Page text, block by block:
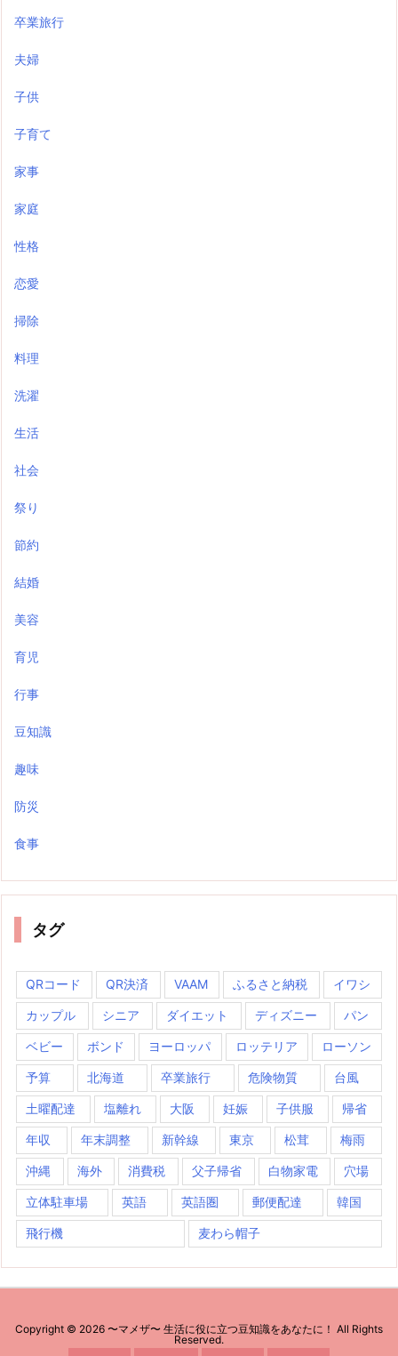
卒業旅行
夫婦
子供
子育て
家事
家庭
性格
恋愛
掃除
料理
洗濯
生活
社会
祭り
節約
結婚
美容
育児
行事
豆知識
趣味
防災
食事
タグ
QRコード QR決済 VAAM ふるさと納税 イワシ
カップル シニア ダイエット ディズニー パン
ベビー ボンド ヨーロッパ ロッテリア ローソン
予算 北海道 卒業旅行 危険物質 台風
土曜配達 塩離れ 大阪 妊娠 子供服 帰省
年収 年末調整 新幹線 東京 松茸 梅雨
沖縄 海外 消費税 父子帰省 白物家電 穴場
立体駐車場 英語 英語圏 郵便配達 韓国
飛行機 麦わら帽子
Copyright © 2026 〜マメザ〜 生活に役に立つ豆知識をあなたに！ All Rights
Reserved.